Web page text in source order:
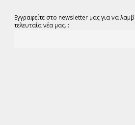
Εγγραφείτε στο newsletter μας για να
τελευταία νέα μας. :